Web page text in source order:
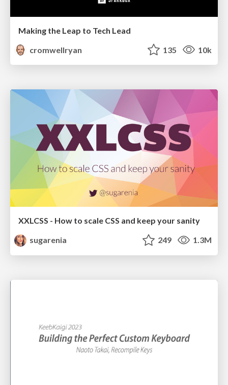
Making the Leap to Tech Lead
cromwellryan
135 10k
XXLCSS - How to scale CSS and keep your sanity
sugarenia
249 1.3M